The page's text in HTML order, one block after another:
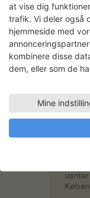
Ane
at vise dig
trafik. Vi deler også
hjemmeside med
kombinere disse
dem, eller som de
Mine